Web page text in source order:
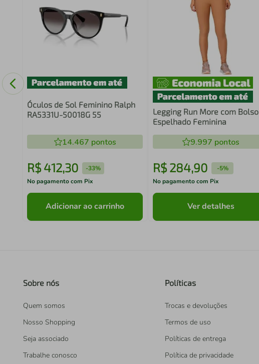
Óculos de Sol Feminino Ralph
RA5331U-50018G 55
14.467 pontos
R$ 412,30 -33%
No pagamento com Pix
Adicionar ao carrinho
Legging Run More com Bolso
Espelhado Feminina
9.997 pontos
R$ 284,90 -5%
No pagamento com Pix
Ver detalhes
Sobre nós
Quem somos
Nosso Shopping
Seja associado
Trabalhe conosco
Políticas
Trocas e devoluções
Termos de uso
Políticas de entrega
Política de privacidade